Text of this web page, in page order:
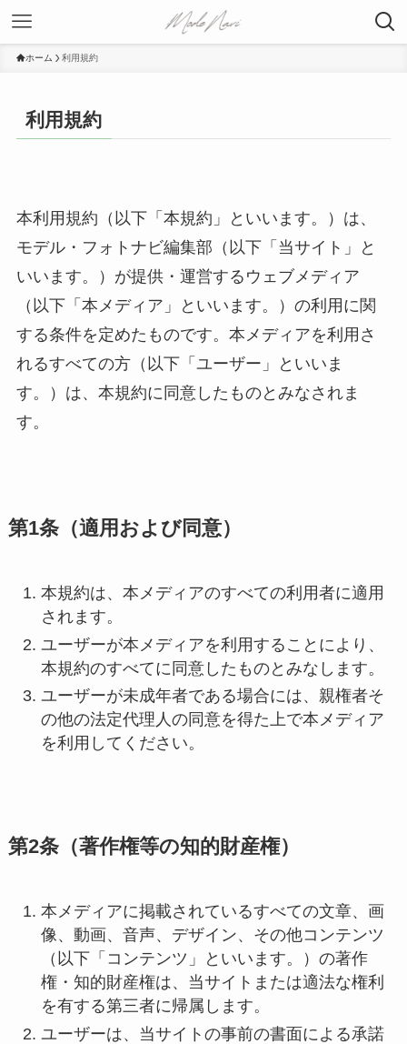
ホーム 利用規約
利用規約
本利用規約（以下「本規約」といいます。）は、
モデル・フォトナビ編集部（以下「当サイト」と
いいます。）が提供・運営するウェブメディア
（以下「本メディア」といいます。）の利用に関
する条件を定めたものです。本メディアを利用さ
れるすべての方（以下「ユーザー」といいま
す。）は、本規約に同意したものとみなされま
す。
第1条（適用および同意）
本規約は、本メディアのすべての利用者に適用
されます。
ユーザーが本メディアを利用することにより、
本規約のすべてに同意したものとみなします。
ユーザーが未成年者である場合には、親権者そ
の他の法定代理人の同意を得た上で本メディア
を利用してください。
第2条（著作権等の知的財産権）
本メディアに掲載されているすべての文章、画
像、動画、音声、デザイン、その他コンテンツ
（以下「コンテンツ」といいます。）の著作
権・知的財産権は、当サイトまたは適法な権利
を有する第三者に帰属します。
ユーザーは、当サイトの事前の書面による承諾